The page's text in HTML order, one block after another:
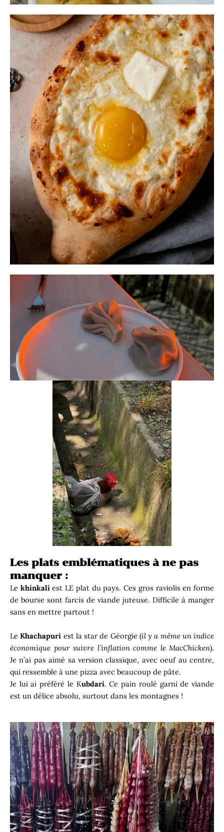
Les plats emblématiques à ne pas
manquer :
Le khinkaliest LE plat du pays. Ces gros raviolis en forme
de bourse sont farcis de viande juteuse. Difficile à manger
sans en mettre partout !
LeKhachapuri est la star de Géorgie (il y a même un indice
économique pour suivre l’inflation comme le MacChicken).
Je n’ai pas aimé sa version classique, avec oeuf au centre,
qui ressemble à une pizza avec beaucoup de pâte.
Je lui ai préféré le Kubdari. Ce pain roulé garni de viande
est un délice absolu, surtout dans les montagnes !